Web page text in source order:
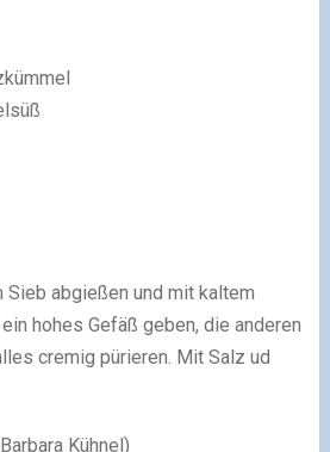
Sieb abgießen und mit kaltem
hohes Gefäß geben, die anderen
cremig pürieren. Mit Salz ud
Kühnel)